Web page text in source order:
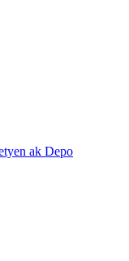
ak Depo